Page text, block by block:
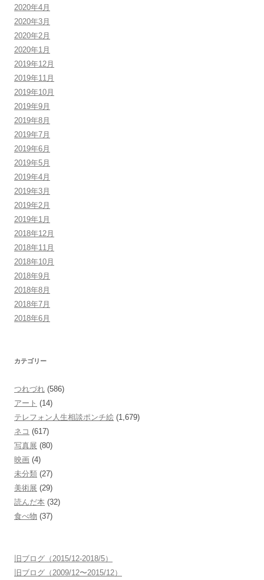
2020年4月
2020年3月
2020年2月
2020年1月
2019年12月
2019年11月
2019年10月
2019年9月
2019年8月
2019年7月
2019年6月
2019年5月
2019年4月
2019年3月
2019年2月
2019年1月
2018年12月
2018年11月
2018年10月
2018年9月
2018年8月
2018年7月
2018年6月
カテゴリー
つれづれ (586)
アート (14)
テレフォン人生相談ポンチ絵 (1,679)
ネコ (617)
写真展 (80)
映画 (4)
未分類 (27)
美術展 (29)
読んだ本 (32)
食べ物 (37)
旧ブログ（2015/12-2018/5）
旧ブログ（2009/12〜2015/12）